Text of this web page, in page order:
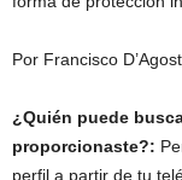
Por Francisco
¿Quién puede
proporcionaste?:
perfil a partir de tu